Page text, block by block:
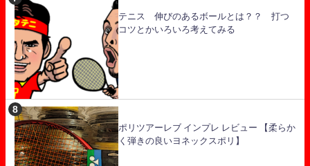
テニス 伸びのあるボールとは？？ 打つ
コツとかいろいろ考えてみる
ポリツアーレブ インプレ レビュー 【柔らか
く弾きの良いヨネックスポリ】